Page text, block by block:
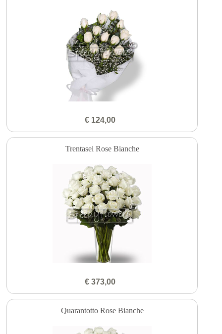
€ 124,00
Trentasei Rose Bianche
€ 373,00
Quarantotto Rose Bianche